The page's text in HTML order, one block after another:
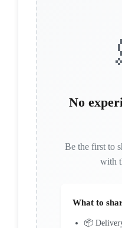
No
Be the first to
with
What to
📦